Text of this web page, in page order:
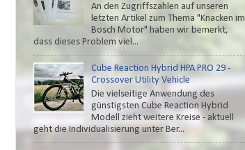
An den Zugriffszahlen auf unseren
letzten Artikel zum Thema "Knacken im
Bosch Motor" haben wir bemerkt,
dass dieses Problem viel...
Cube Reaction Hybrid HPA PRO 29 -
Crossover Utility Vehicle
Die vielseitige Anwendung des
günstigsten Cube Reaction Hybrid
Modell zieht weitere Kreise - aktuell
geht die Individualisierung unter Ber...